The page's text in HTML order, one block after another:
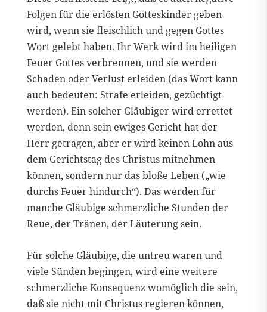
Folgen für die erlösten Gotteskinder geben
wird, wenn sie fleischlich und gegen Gottes
Wort gelebt haben. Ihr Werk wird im heiligen
Feuer Gottes verbrennen, und sie werden
Schaden oder Verlust erleiden (das Wort kann
auch bedeuten: Strafe erleiden, gezüchtigt
werden). Ein solcher Gläubiger wird errettet
werden, denn sein ewiges Gericht hat der
Herr getragen, aber er wird keinen Lohn aus
dem Gerichtstag des Christus mitnehmen
können, sondern nur das bloße Leben („wie
durchs Feuer hindurch“). Das werden für
manche Gläubige schmerzliche Stunden der
Reue, der Tränen, der Läuterung sein.
Für solche Gläubige, die untreu waren und
viele Sünden begingen, wird eine weitere
schmerzliche Konsequenz womöglich die sein,
daß sie nicht mit Christus regieren können,